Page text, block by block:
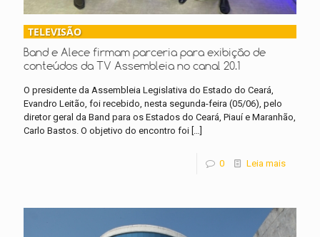
TELEVISÃO
Band e Alece firmam parceria para exibição de
conteúdos da TV Assembleia no canal 20.1
O presidente da Assembleia Legislativa do Estado do Ceará,
Evandro Leitão, foi recebido, nesta segunda-feira (05/06), pelo
diretor geral da Band para os Estados do Ceará, Piauí e Maranhão,
Carlo Bastos. O objetivo do encontro foi […]
0 Leia mais